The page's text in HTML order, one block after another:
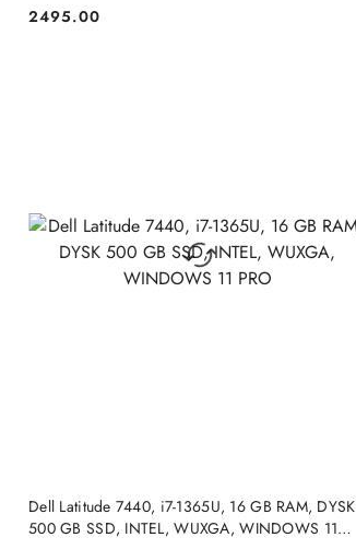
Cena:
2495.00
Dell Latitude 7440, i7-1365U, 16 GB RAM, DYSK
500 GB SSD, INTEL, WUXGA, WINDOWS 11